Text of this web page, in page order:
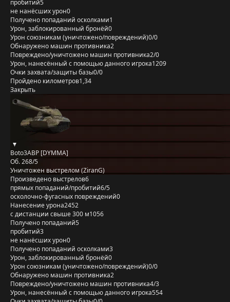
пробитий5
не нанёсших урон0
Получено попаданий осколками1
Урон, заблокированный бронёй0
Урон союзникам (уничтожено/повреждений)0/0
Обнаружено машин противника2
Повреждено/уничтожено машин противника2/0
Урон, нанесённый с помощью данного игрока1209
Очки захвата/защиты базы0/0
Пройдено километров1,34
Закрыть
Boto3ABP [DYMMA]
Об. 268/5
Уничтожен выстрелом (ZiranG)
Произведено выстрелов6
прямых попаданий/пробитий6/5
осколочно-фугасных повреждений0
Нанесение урона2452
с дистанции свыше 300 м1056
Получено попаданий5
пробитий3
не нанёсших урон0
Получено попаданий осколками3
Урон, заблокированный бронёй0
Урон союзникам (уничтожено/повреждений)0/0
Обнаружено машин противника2
Повреждено/уничтожено машин противника4/3
Урон, нанесённый с помощью данного игрока554